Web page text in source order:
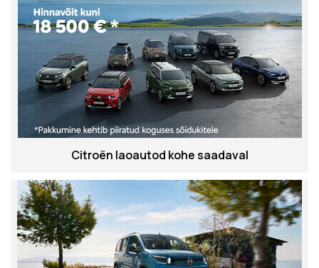
Citroën laoautod kohe saadaval